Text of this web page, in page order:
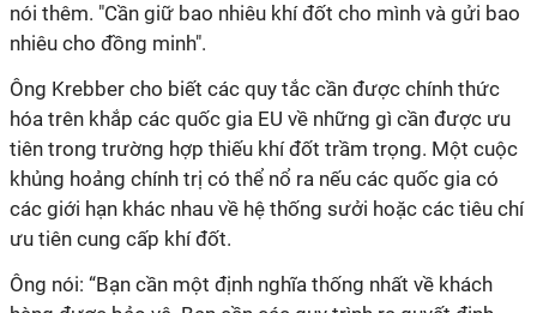
nói thêm. "Cần giữ bao nhiêu khí đốt cho mình và gửi bao
nhiêu cho đồng minh".
Ông Krebber cho biết các quy tắc cần được chính thức
hóa trên khắp các quốc gia EU về những gì cần được ưu
tiên trong trường hợp thiếu khí đốt trầm trọng. Một cuộc
khủng hoảng chính trị có thể nổ ra nếu các quốc gia có
các giới hạn khác nhau về hệ thống sưởi hoặc các tiêu chí
ưu tiên cung cấp khí đốt.
Ông nói: “Bạn cần một định nghĩa thống nhất về khách